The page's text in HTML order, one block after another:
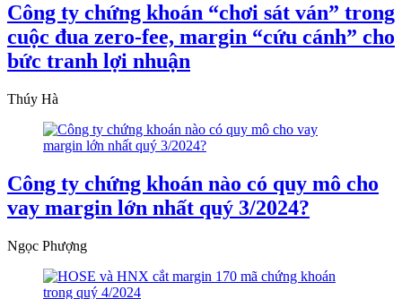
Công ty chứng khoán “chơi sát ván” trong
cuộc đua zero-fee, margin “cứu cánh” cho
bức tranh lợi nhuận
Thúy Hà
Công ty chứng khoán nào có quy mô cho
vay margin lớn nhất quý 3/2024?
Ngọc Phượng